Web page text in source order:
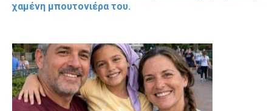
χαμένη μπουτονιέρα του.